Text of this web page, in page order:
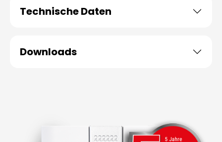
Technische Daten
Downloads